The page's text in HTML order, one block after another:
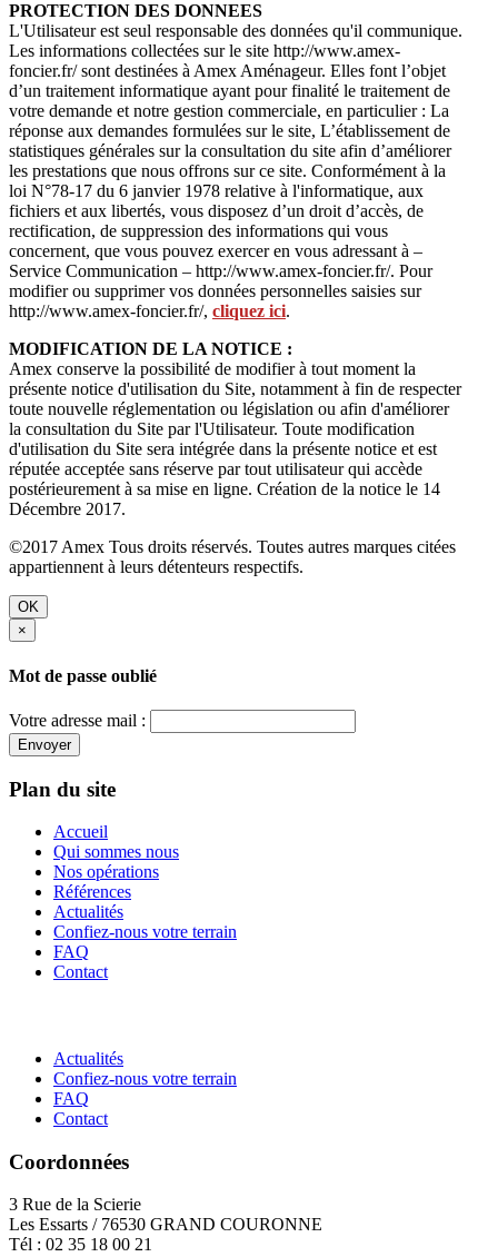
PROTECTION DES DONNEES
L'Utilisateur est seul responsable des données qu'il communique.
Les informations collectées sur le site http://www.amex-
foncier.fr/ sont destinées à Amex Aménageur. Elles font l’objet
d’un traitement informatique ayant pour finalité le traitement de
votre demande et notre gestion commerciale, en particulier : La
réponse aux demandes formulées sur le site, L’établissement de
statistiques générales sur la consultation du site afin d’améliorer
les prestations que nous offrons sur ce site. Conformément à la
loi N°78-17 du 6 janvier 1978 relative à l'informatique, aux
fichiers et aux libertés, vous disposez d’un droit d’accès, de
rectification, de suppression des informations qui vous
concernent, que vous pouvez exercer en vous adressant à –
Service Communication – http://www.amex-foncier.fr/. Pour
modifier ou supprimer vos données personnelles saisies sur
http://www.amex-foncier.fr/, cliquez ici.
MODIFICATION DE LA NOTICE :
Amex conserve la possibilité de modifier à tout moment la
présente notice d'utilisation du Site, notamment à fin de respecter
toute nouvelle réglementation ou législation ou afin d'améliorer
la consultation du Site par l'Utilisateur. Toute modification
d'utilisation du Site sera intégrée dans la présente notice et est
réputée acceptée sans réserve par tout utilisateur qui accède
postérieurement à sa mise en ligne. Création de la notice le 14
Décembre 2017.
©2017 Amex Tous droits réservés. Toutes autres marques citées
appartiennent à leurs détenteurs respectifs.
OK
×
Mot de passe oublié
Votre adresse mail :
Envoyer
Plan du site
Accueil
Qui sommes nous
Nos opérations
Références
Actualités
Confiez-nous votre terrain
FAQ
Contact
Actualités
Confiez-nous votre terrain
FAQ
Contact
Coordonnées
3 Rue de la Scierie
Les Essarts / 76530 GRAND COURONNE
Tél : 02 35 18 00 21